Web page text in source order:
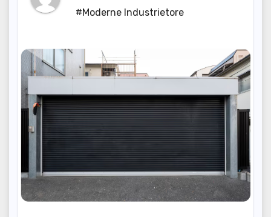
#Moderne Industrietore